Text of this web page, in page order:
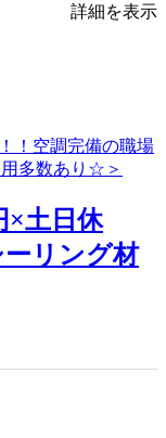
詳細を表示
×土日休
リング材